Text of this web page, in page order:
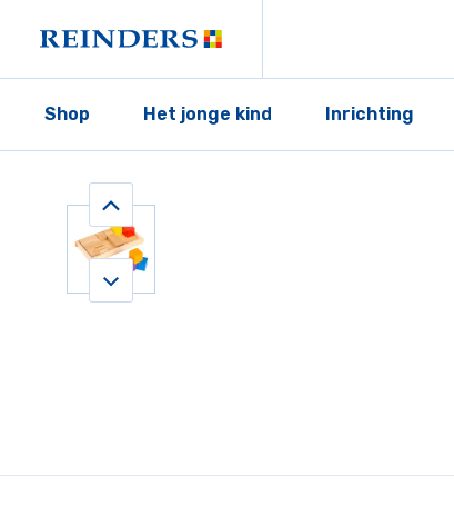
Shop Het jonge kind Inrichting